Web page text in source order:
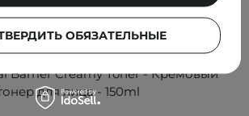
Barrier Creamy Toner - Кремовый
для лица - 150ml
ОБЯЗАТЕЛЬНЫЕ